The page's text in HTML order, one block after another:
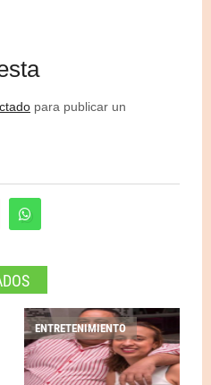
para publicar un
ENTRETENIMIENTO